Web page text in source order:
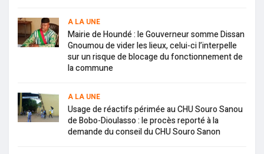
A LA UNE
Mairie de Houndé : le Gouverneur somme Dissan
Gnoumou de vider les lieux, celui-ci l’interpelle
sur un risque de blocage du fonctionnement de
la commune
A LA UNE
Usage de réactifs périmée au CHU Souro Sanou
de Bobo-Dioulasso : le procès reporté à la
demande du conseil du CHU Souro Sanon